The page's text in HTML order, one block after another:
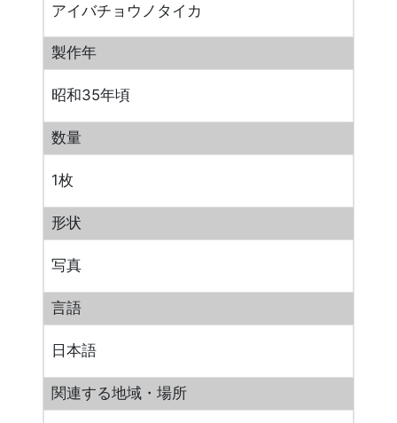
アイバチョウノタイカ
製作年
昭和35年頃
数量
1枚
形状
写真
言語
日本語
関連する地域・場所